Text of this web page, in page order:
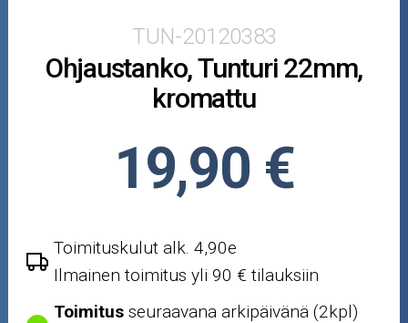
Puutarha ja metsä
Nastarenkaat
Öljyt ja kemikaalit
Työkalut
TUN-20120383
Ohjaustanko, Tunturi 22mm,
kromattu
19,90 €
Toimituskulut alk. 4,90e
Ilmainen toimitus yli 90 € tilauksiin
Toimitus seuraavana arkipäivänä (2kpl)